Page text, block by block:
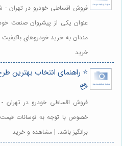
فروش اقساطی خودرو در تهران -
عنوان یکی از پیشروان صنعت
مندان به خرید خودروهای
خرید
⭐️ راهنمای انتخاب بهترین
💳
فروش اقساطی خودرو در تهران
خصوص با توجه به نوسانات
برانگیز باشد. | مشاهده و خرید